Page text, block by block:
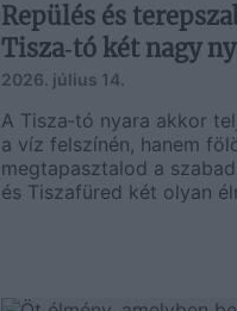
Repülés és
Tisza‑tó két nagy
2026. július 14.
A Tisza‑tó nyara akkor
a víz felszínén, hanem
megtapasztalod a
és Tiszafüred két olyan